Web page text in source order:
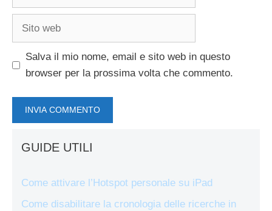
Sito
Salva il mio nome, email e sito web in questo
browser per la prossima volta che commento.
GUIDE UTILI
Come attivare l’Hotspot personale su iPad
Come disabilitare la cronologia delle ricerche in